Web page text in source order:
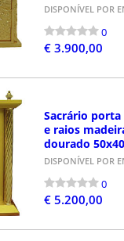
DISPONÍVEL POR
0
€ 3.900,00
Sacrário
e raios
dourado
DISPONÍVEL POR
0
€ 5.200,00